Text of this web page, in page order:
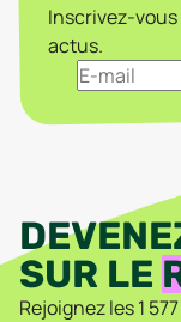
Inscrivez-
actus.
SUR LE
Rejoignez les1